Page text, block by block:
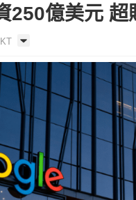
250億美元 超